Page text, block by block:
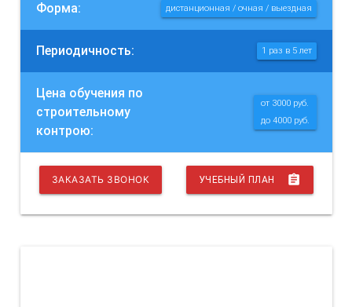
Форма: дистанционная / очная / выездная
Периодичность: 1 раз в 5 лет
Цена обучения по
строительному
контрою:
от 3000 руб.
до 4000 руб.
ЗАКАЗАТЬ ЗВОНОК УЧЕБНЫЙ ПЛАН assignment